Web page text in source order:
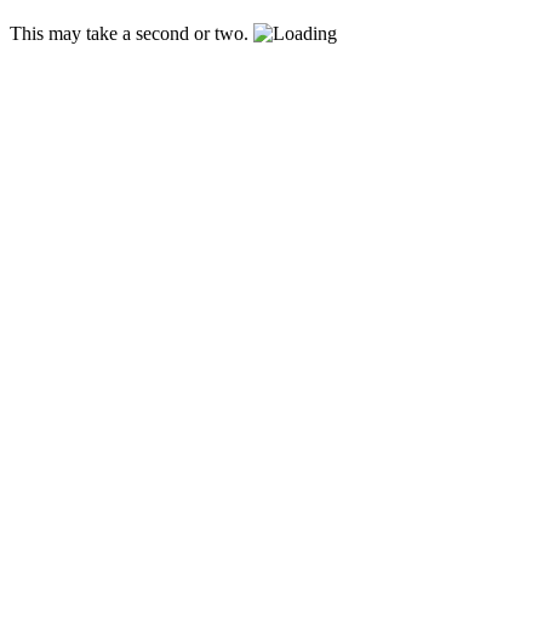
This may take a second or two.